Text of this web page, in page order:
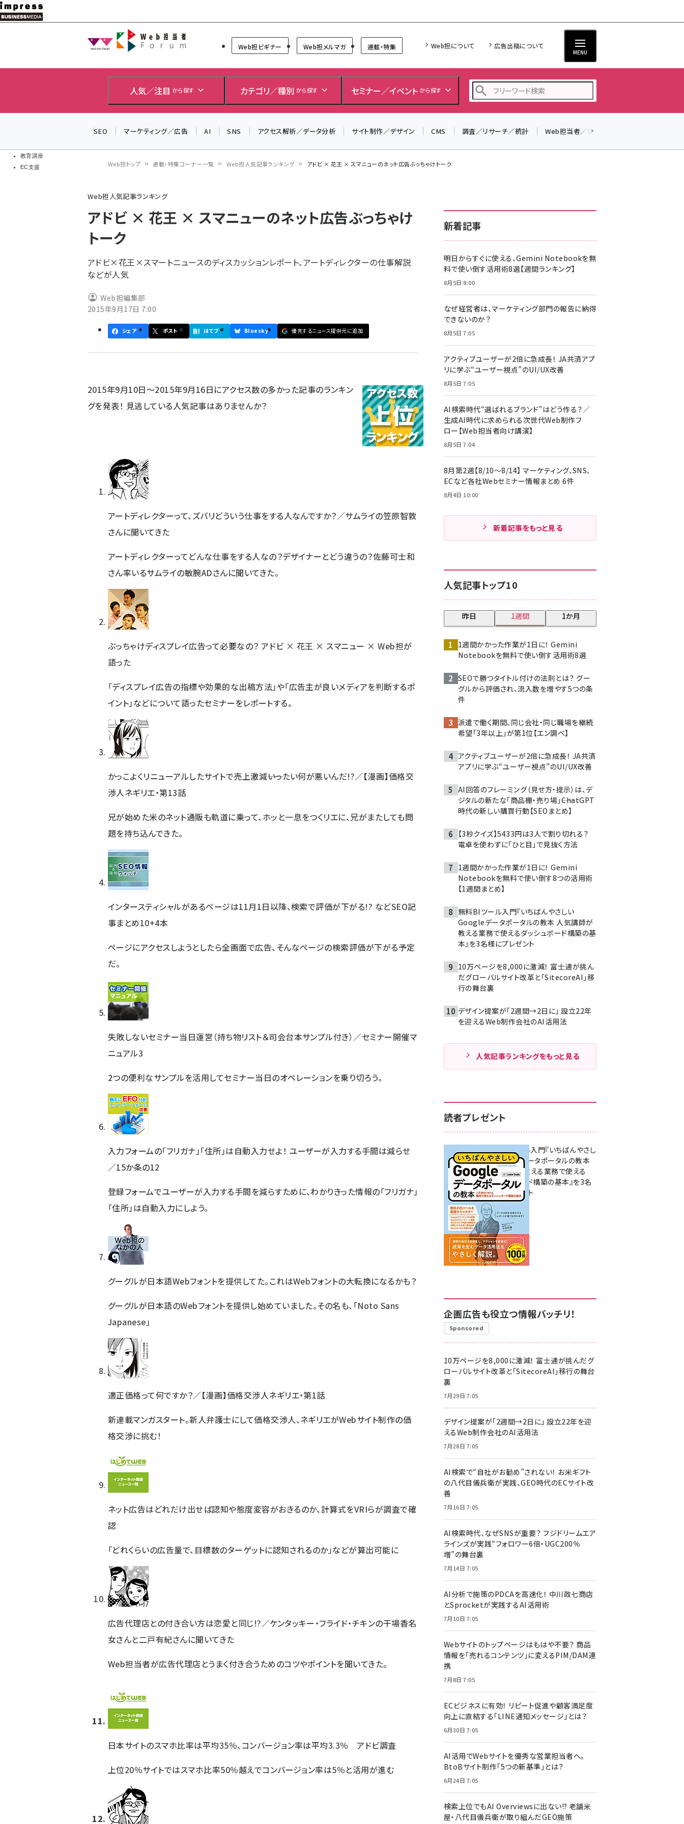
メ
イ
教育講座
EC支援
Web担当者Forum
Web担ビギナー Web担メルマガ 連載・特集 Web担について 広告出稿について
MENU
人気／注目 から探す カテゴリ／種別 から探す セミナー／イベント から探す
z世代 (1617)
meo (1274)
SEO マーケティング／広告 AI SNS アクセス解析／データ分析 サイト制作／デザイン CMS 調査／リサーチ／統計 Web担当者／仕事
ン
く
ず
Web担トップ 連載・特集コーナー一覧 Web担人気記事ランキング アドビ × 花王 × スマニューのネット広告ぶっちゃけトーク
Web担人気記事ランキング
アドビ × 花王 × スマニューのネット広告ぶっちゃけ
トーク
アドビ×花王×スマートニュースのディスカッションレポート、アートディレクターの仕事解説
などが人気
Web担編集部
2015年9月17日 7:00
シェア ポスト はてブ Bluesky 優先するニュース提供元に追加
2015年9月10日～2015年9月16日にアクセス数の多かった記事のランキン
グを発表！ 見逃している人気記事はありませんか？
アートディレクターって、ズバリどういう仕事をする人なんですか？／サムライの笠原智敦
さんに聞いてきた
アートディレクターってどんな仕事をする人なの？デザイナーとどう違うの？佐藤可士和
さん率いるサムライの敏腕ADさんに聞いてきた。
ぶっちゃけディスプレイ広告って必要なの？ アドビ × 花王 × スマニュー × Web担が
語った
「ディスプレイ広告の指標や効果的な出稿方法」や「広告主が良いメディアを判断するポ
イント」などについて語ったセミナーをレポートする。
かっこよくリニューアルしたサイトで売上激減――いったい何が悪いんだ!?／【漫画】価格交
渉人ネギリエ・第13話
兄が始めた米のネット通販も軌道に乗って、ホッと一息をつくリエに、兄がまたしても問
題を持ち込んできた。
インタースティシャルがあるページは11月1日以降、検索で評価が下がる!? などSEO記
事まとめ10+4本
ページにアクセスしようとしたら全画面で広告、そんなページの検索評価が下がる予定
だ。
失敗しないセミナー当日運営（持ち物リスト＆司会台本サンプル付き）／セミナー開催マ
ニュアル3
2つの便利なサンプルを活用してセミナー当日のオペレーションを乗り切ろう。
入力フォームの「フリガナ」「住所」は自動入力せよ！ ユーザーが入力する手間は減らせ
／15か条の12
登録フォームでユーザーが入力する手間を減らすために、わかりきった情報の「フリガナ」
「住所」は自動入力にしよう。
グーグルが日本語Webフォントを提供してた。これはWebフォントの大転換になるかも？
グーグルが日本語のWebフォントを提供し始めていました。その名も、「Noto Sans
Japanese」
適正価格って何ですか？／【漫画】価格交渉人ネギリエ・第1話
新連載マンガスタート。新人弁護士にして価格交渉人、ネギリエがWebサイト制作の価
格交渉に挑む！
ネット広告はどれだけ出せば認知や態度変容がおきるのか、計算式をVRIらが調査で確
認
「どれくらいの広告量で、目標数のターゲットに認知されるのか」などが算出可能に
広告代理店との付き合い方は恋愛と同じ!?／ケンタッキー・フライド・チキンの干場香名
女さんと二戸有紀さんに聞いてきた
Web担当者が広告代理店とうまく付き合うためのコツやポイントを聞いてきた。
日本サイトのスマホ比率は平均35％、コンバージョン率は平均3.3％ アドビ調査
上位20％サイトではスマホ比率50％越えでコンバージョン率は5％と活用が進む
新着記事
明日からすぐに使える、Gemini Notebookを無
料で使い倒す活用術8選【週間ランキング】
8月5日 8:00
なぜ経営者は、マーケティング部門の報告に納得
できないのか？
8月5日 7:05
アクティブユーザーが2倍に急成長！ JA共済アプ
リに学ぶ“ユーザー視点”のUI/UX改善
8月5日 7:05
AI検索時代“選ばれるブランド”はどう作る？／
生成AI時代に求められる次世代Web制作フ
ロー【Web担当者向け講演】
8月5日 7:04
8月第2週【8/10～8/14】 マーケティング、SNS、
ECなど各社Webセミナー情報まとめ 6件
8月4日 10:00
新着記事をもっと見る
人気記事トップ10
昨日 1週間 1か月
1週間かかった作業が1日に！ Gemini
Notebookを無料で使い倒す活用術8選
SEOで勝つタイトル付けの法則とは？ グー
グルから評価され、流入数を増やす5つの条
件
派遣で働く期間、同じ会社・同じ職場を継続
希望「3年以上」が第1位【エン調べ】
アクティブユーザーが2倍に急成長！ JA共済
アプリに学ぶ“ユーザー視点”のUI/UX改善
AI回答のフレーミング（見せ方・提示）は、デ
ジタルの新たな「商品棚・売り場」――ChatGPT
時代の新しい購買行動【SEOまとめ】
【3秒クイズ】5433円は3人で割り切れる？
電卓を使わずに「ひと目」で見抜く方法
1週間かかった作業が1日に！ Gemini
Notebookを無料で使い倒す8つの活用術
【1週間まとめ】
無料BIツール入門『いちばんやさしい
Googleデータポータルの教本 人気講師が
教える業務で使えるダッシュボード構築の基
本』を3名様にプレゼント
10万ページを8,000に激減！ 富士通が挑ん
だグローバルサイト改革と「SitecoreAI」移
行の舞台裏
デザイン提案が「2週間→2日に」 設立22年
を迎えるWeb制作会社のAI活用法
人気記事ランキングをもっと見る
読者プレゼント
無料BIツール入門『いちばんやさし
いGoogleデータポータルの教本
人気講師が教える業務で使える
ダッシュボード構築の基本』を3名
様にプレゼント
7月31日 10:00
企画広告も役立つ情報バッチリ！
Sponsored
10万ページを8,000に激減！ 富士通が挑んだグ
ローバルサイト改革と「SitecoreAI」移行の舞台
裏
7月29日 7:05
デザイン提案が「2週間→2日に」 設立22年を迎
えるWeb制作会社のAI活用法
7月28日 7:05
AI検索で“自社がお勧め”されない！ お米ギフト
の八代目儀兵衛が実践、GEO時代のECサイト改
善
7月16日 7:05
AI検索時代、なぜSNSが重要？ フジドリームエア
ラインズが実践“フォロワー6倍・UGC200％
増”の舞台裏
7月14日 7:05
AI分析で施策のPDCAを高速化！ 中川政七商店
とSprocketが実践するAI活用術
7月10日 7:05
Webサイトのトップページはもはや不要？ 商品
情報を「売れるコンテンツ」に変えるPIM/DAM連
携
7月8日 7:05
ECビジネスに有効！ リピート促進や顧客満足度
向上に直結する「LINE通知メッセージ」とは？
6月30日 7:05
AI活用でWebサイトを優秀な営業担当者へ。
BtoBサイト制作「5つの新基準」とは？
6月24日 7:05
検索上位でもAI Overviewsに出ない!? 老舗米
屋・八代目儀兵衛が取り組んだGEO施策
＼ 読者アンケートにご協力ください ／
▼アンケートページはこちらから▼